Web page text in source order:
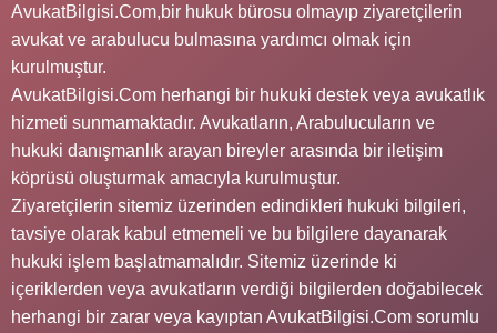
AvukatBilgisi.Com,bir hukuk bürosu olmayıp ziyaretçilerin
avukat ve arabulucu bulmasına yardımcı olmak için
kurulmuştur.
AvukatBilgisi.Com herhangi bir hukuki destek veya avukatlık
hizmeti sunmamaktadır. Avukatların, Arabulucuların ve
hukuki danışmanlık arayan bireyler arasında bir iletişim
köprüsü oluşturmak amacıyla kurulmuştur.
Ziyaretçilerin sitemiz üzerinden edindikleri hukuki bilgileri,
tavsiye olarak kabul etmemeli ve bu bilgilere dayanarak
hukuki işlem başlatmamalıdır. Sitemiz üzerinde ki
içeriklerden veya avukatların verdiği bilgilerden doğabilecek
herhangi bir zarar veya kayıptan AvukatBilgisi.Com sorumlu